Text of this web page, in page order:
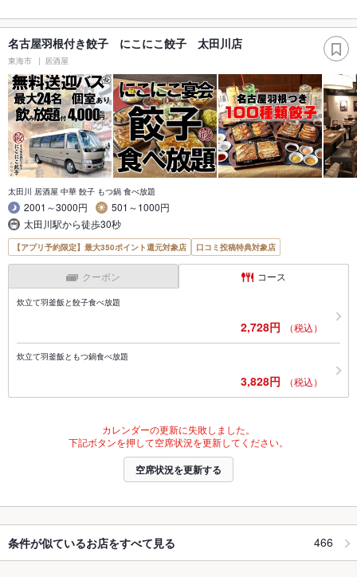
名古屋羽根付き餃子 にこにこ餃子 太田川店
東海市 居酒屋
太田川 居酒屋 中華 餃子 もつ鍋 食べ放題
2001～3000円
501～1000円
太田川駅から徒歩30秒
【アプリ予約限定】最大350ポイント還元対象店 口コミ投稿特典対象店
クーポン コース
炊立て羽釜飯と餃子食べ放題
2,728円 （税込）
炊立て羽釜飯ともつ鍋食べ放題
3,828円 （税込）
カレンダーの更新に失敗しました。
下記ボタンを押して空席状況を更新してください。
空席状況を更新する
条件が似ているお店をすべて見る 466